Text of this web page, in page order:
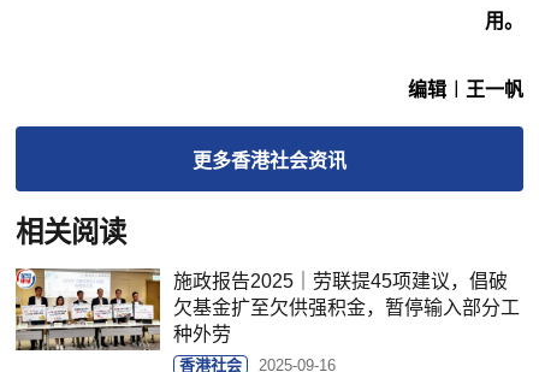
用。
编辑︱王一帆
更多香港社会资讯
相关阅读
施政报告2025｜劳联提45项建议，倡破
欠基金扩至欠供强积金，暂停输入部分工
种外劳
香港社会 2025-09-16